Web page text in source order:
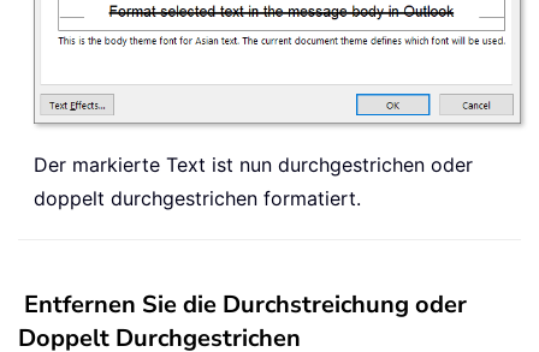
Der markierte Text ist nun durchgestrichen oder
doppelt durchgestrichen formatiert.
Entfernen Sie die Durchstreichung oder
Doppelt Durchgestrichen